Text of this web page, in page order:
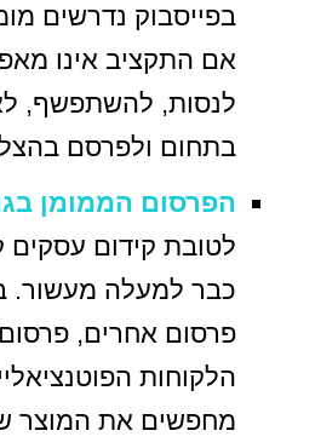
בפייסבוק נדרשים
אם התקציב אינו
לנסות, להשתפשף,
בתחום ולפרסם
הפרסום הממומן
לטובת קידום
כבר למעלה מעשור.
פרסום אחרים,
הלקוחות
מחפשים את המוצר